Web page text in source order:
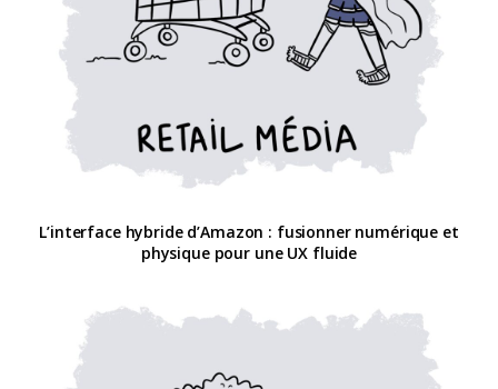
L’interface hybride d’Amazon : fusionner numérique et
physique pour une UX fluide